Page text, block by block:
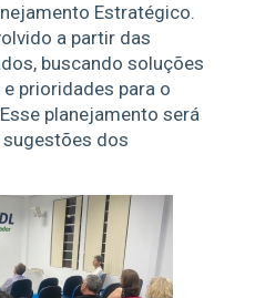
Estratégico.
a partir das
buscando soluções
prioridades para o
planejamento será
dos